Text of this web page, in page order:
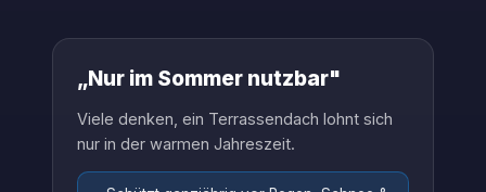
„Nur im Sommer nutzbar"
Viele denken, ein Terrassendach lohnt sich
nur in der warmen Jahreszeit.